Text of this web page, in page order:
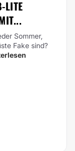
I
Sommer,
Fake sind?